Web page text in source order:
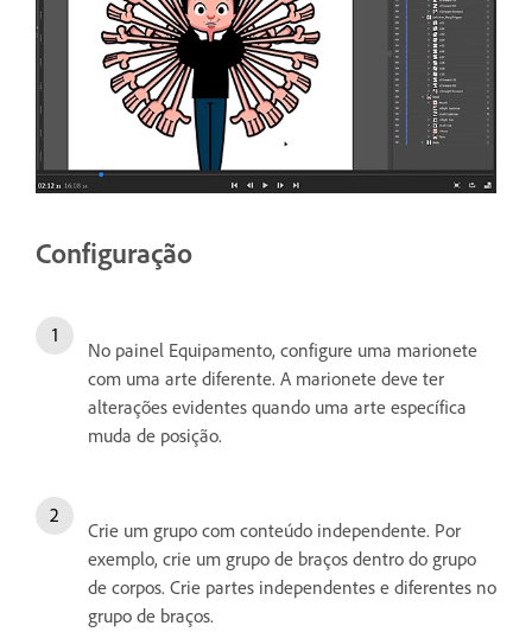
Configuração
No painel Equipamento, configure uma marionete
com uma arte diferente. A marionete deve ter
alterações evidentes quando uma arte específica
muda de posição.
Crie um grupo com conteúdo independente. Por
exemplo, crie um grupo de braços dentro do grupo
de corpos. Crie partes independentes e diferentes no
grupo de braços.